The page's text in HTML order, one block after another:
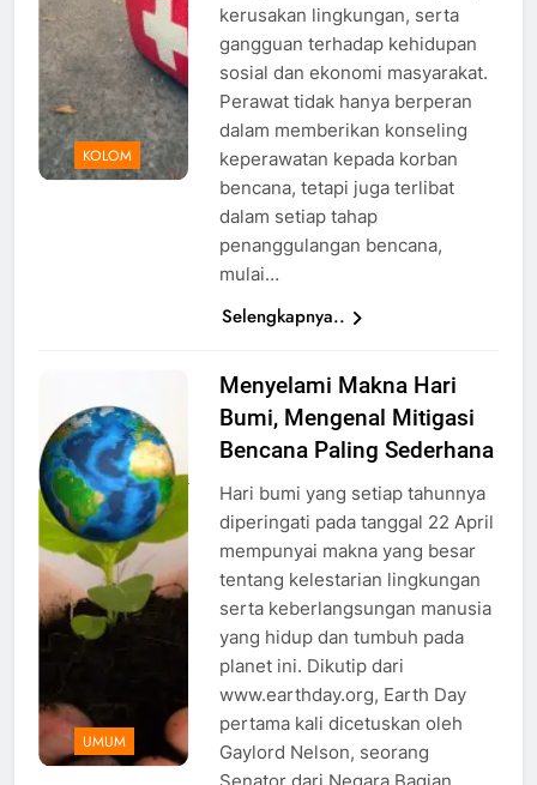
KOLOM
kerusakan lingkungan, serta
gangguan terhadap kehidupan
sosial dan ekonomi masyarakat.
Perawat tidak hanya berperan
dalam memberikan konseling
keperawatan kepada korban
bencana, tetapi juga terlibat
dalam setiap tahap
penanggulangan bencana,
mulai…
Selengkapnya..
hari bumi,
Foto:
@jannoon028/Freepik
UMUM
Menyelami Makna Hari
Bumi, Mengenal Mitigasi
Bencana Paling Sederhana
Hari bumi yang setiap tahunnya
diperingati pada tanggal 22 April
mempunyai makna yang besar
tentang kelestarian lingkungan
serta keberlangsungan manusia
yang hidup dan tumbuh pada
planet ini. Dikutip dari
www.earthday.org, Earth Day
pertama kali dicetuskan oleh
Gaylord Nelson, seorang